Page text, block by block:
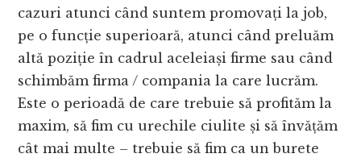
cazuri atunci când suntem promovați la job,
pe o funcție superioară, atunci când preluăm
altă poziție în cadrul aceleiași firme sau când
schimbăm firma / compania la care lucrăm.
Este o perioadă de care trebuie să profităm la
maxim, să fim cu urechile ciulite și să învățăm
cât mai multe – trebuie să fim ca un burete